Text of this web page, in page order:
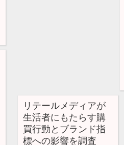
リテールメディアが
生活者にもたらす購
買行動とブランド指
標への影響を調査